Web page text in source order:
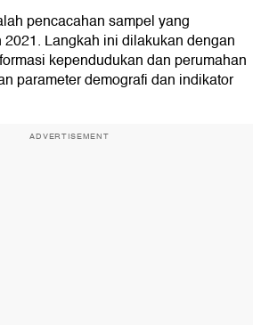
pencacahan sampel yang
Langkah ini dilakukan dengan
kependudukan dan perumahan
parameter demografi dan indikator
ADVERTISEMENT